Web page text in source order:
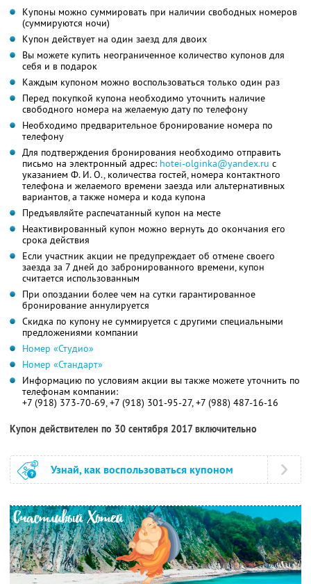
Купоны можно суммировать при наличии свободных номеров
(суммируются ночи)
Купон действует на один заезд для двоих
Вы можете купить неограниченное количество купонов для
себя и в подарок
Каждым купоном можно воспользоваться только один раз
Перед покупкой купона необходимо уточнить наличие
свободного номера на желаемую дату по телефону
Необходимо предварительное бронирование номера по
телефону
Для подтверждения бронирования необходимо отправить
письмо на электронный адрес: hotei-olginka@yandex.ru с
указанием Ф. И. О., количества гостей, номера контактного
телефона и желаемого времени заезда или альтернативных
вариантов, а также номера и кода купона
Предъявляйте распечатанный купон на месте
Неактивированный купон можно вернуть до окончания его
срока действия
Если участник акции не предупреждает об отмене своего
заезда за 7 дней до забронированного времени, купон
считается использованным
При опоздании более чем на сутки гарантированное
бронирование аннулируется
Скидка по купону не суммируется с другими специальными
предложениями компании
Номер «Студио»
Номер «Стандарт»
Информацию по условиям акции вы также можете уточнить по
телефонам компании:
+7 (918) 373-70-69, +7 (918) 301-95-27, +7 (988) 487-16-16
Купон действителен по 30 сентября 2017 включительно
Узнай, как воспользоваться купоном